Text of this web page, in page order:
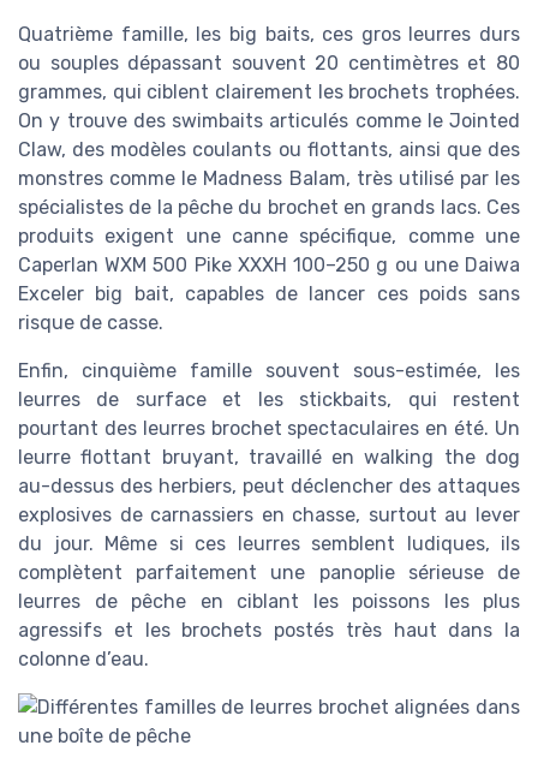
Quatrième famille, les big baits, ces gros leurres durs
ou souples dépassant souvent 20 centimètres et 80
grammes, qui ciblent clairement les brochets trophées.
On y trouve des swimbaits articulés comme le Jointed
Claw, des modèles coulants ou flottants, ainsi que des
monstres comme le Madness Balam, très utilisé par les
spécialistes de la pêche du brochet en grands lacs. Ces
produits exigent une canne spécifique, comme une
Caperlan WXM 500 Pike XXXH 100–250 g ou une Daiwa
Exceler big bait, capables de lancer ces poids sans
risque de casse.
Enfin, cinquième famille souvent sous-estimée, les
leurres de surface et les stickbaits, qui restent
pourtant des leurres brochet spectaculaires en été. Un
leurre flottant bruyant, travaillé en walking the dog
au-dessus des herbiers, peut déclencher des attaques
explosives de carnassiers en chasse, surtout au lever
du jour. Même si ces leurres semblent ludiques, ils
complètent parfaitement une panoplie sérieuse de
leurres de pêche en ciblant les poissons les plus
agressifs et les brochets postés très haut dans la
colonne d’eau.